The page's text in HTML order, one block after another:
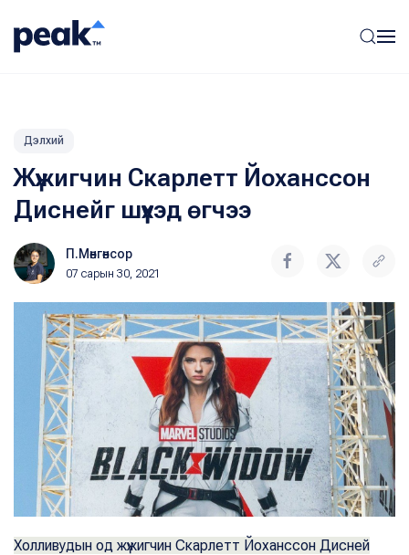
Дэлхий
Жүжигчин Скарлетт Йоханссон
Диснейг шүүхэд өгчээ
П.Мөнгөнсор
07 сарын 30, 2021
Холливудын од жүжигчин Скарлетт Йоханссон Дисней